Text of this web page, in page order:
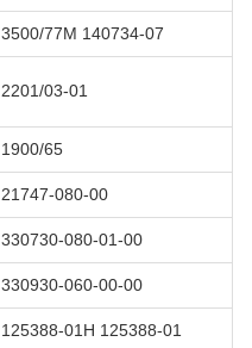
3500/77M 140734-07
2201/03-01
1900/65
21747-080-00
330730-080-01-00
330930-060-00-00
125388-01H 125388-01